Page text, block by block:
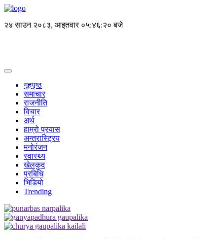
२४ साउन २०८३, आइतवार ०५:४६:२० बजे
गृहपृष्ठ
समाचार
राजनीति
विचार
अर्थ
हाम्रो प्रयास
अन्तरास्ट्रिय
मनोरंजन
स्वास्थ्य
खेलकुद
प्रबिधि
भिडियो
Trending